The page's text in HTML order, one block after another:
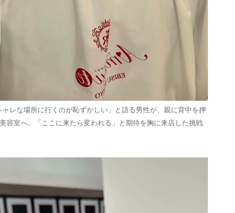
ャレな場所に行くのが恥ずかしい」と語る男性が、親に背中を押
容室へ。「ここに来たら変われる」と期待を胸に来店した挑戦